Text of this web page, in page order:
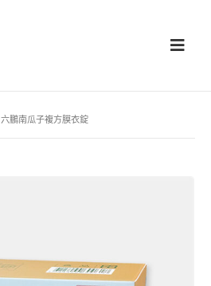
六鵬南瓜子複方膜衣錠